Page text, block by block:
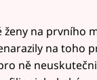
ženy na prvního
na toho
ně